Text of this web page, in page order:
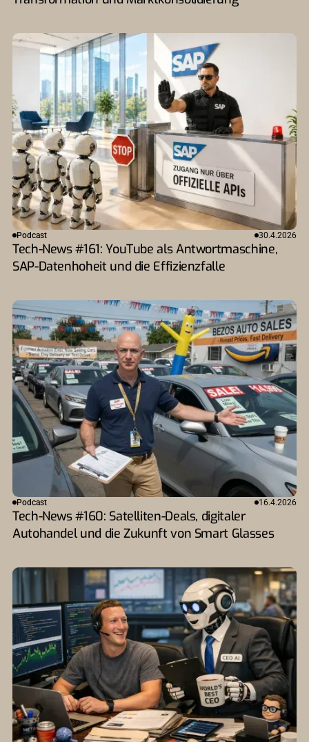
Podcast 30.4.2026
Tech-News #161: YouTube als Antwortmaschine,
SAP-Datenhoheit und die Effizienzfalle
Podcast 16.4.2026
Tech-News #160: Satelliten-Deals, digitaler
Autohandel und die Zukunft von Smart Glasses